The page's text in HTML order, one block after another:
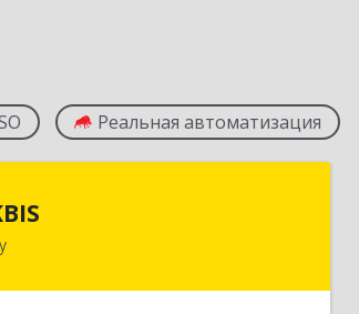
Реальная автоматизация
Азербайджан, г. Баку, ул. Ак.